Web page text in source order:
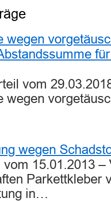
wegen
vom
wegen
wegen
15.01.2013 –
Parkettkleber
in…